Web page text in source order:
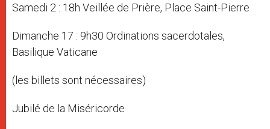
Samedi 2 : 18h Veillée de Prière, Place Saint-Pierre
Dimanche 17 : 9h30 Ordinations sacerdotales,
Basilique Vaticane
(les billets sont nécessaires)
Jubilé de la Miséricorde